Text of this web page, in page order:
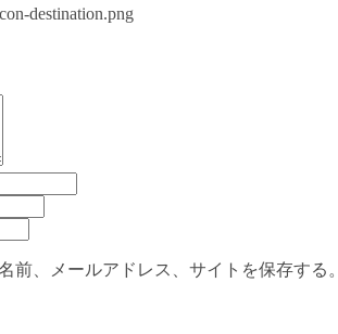
destination.png
、メールアドレス、サイトを保存する。